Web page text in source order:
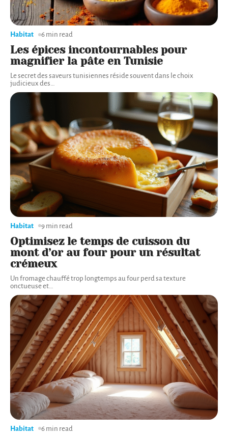
Les épices incontournables pour
magnifier la pâte en Tunisie
Le secret des saveurs tunisiennes réside souvent dans le choix
judicieux des…
Habitat 6 min read
Optimisez le temps de cuisson du
mont d’or au four pour un résultat
crémeux
Un fromage chauffé trop longtemps au four perd sa texture
onctueuse et
Habitat 9 min read
Habitat 6 min read